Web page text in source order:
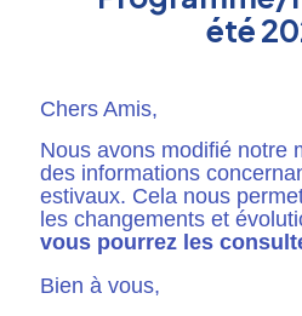
été
Chers Amis,
Nous avons modifié notre
des informations
estivaux. Cela nous
les changements et
vous pourrez les
Bien à vous,